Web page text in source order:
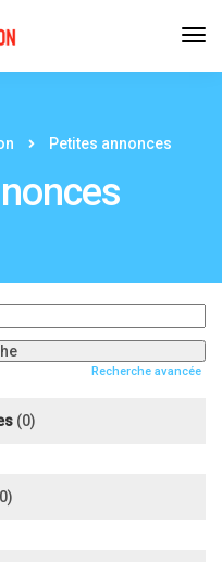
Petites annonces
Recherche avancée
(0)